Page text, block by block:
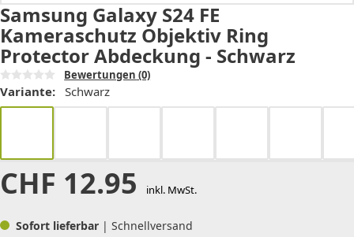
Samsung Galaxy S24 FE
Kameraschutz Objektiv Ring
Protector Abdeckung - Schwarz
Bewertungen (0)
Variante: Schwarz
CHF 12.95 inkl. MwSt.
Sofort lieferbar | Schnellversand